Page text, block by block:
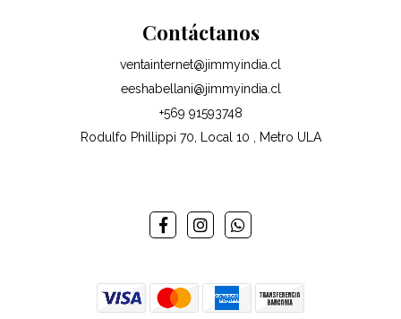
Contáctanos
ventainternet@jimmyindia.cl
eeshabellani@jimmyindia.cl
+569 91593748
Rodulfo Phillippi 70, Local 10 , Metro ULA